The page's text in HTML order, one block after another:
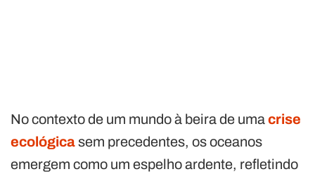
No contexto de um mundo à beira de umacrise
ecológicasem precedentes, os oceanos
emergem como um espelho ardente, refletindo